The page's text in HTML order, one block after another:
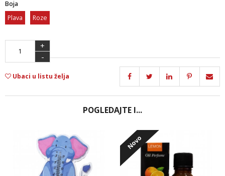
Boja
Plava
Roze
+
-
Ubaci u listu želja
POGLEDAJTE I...
Novo